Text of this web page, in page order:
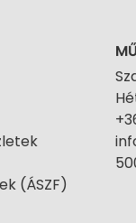
(ÁSZF)